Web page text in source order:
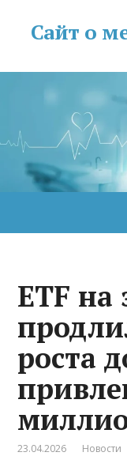
Сайт о
ETF на
роста
23.04.2026 Новости